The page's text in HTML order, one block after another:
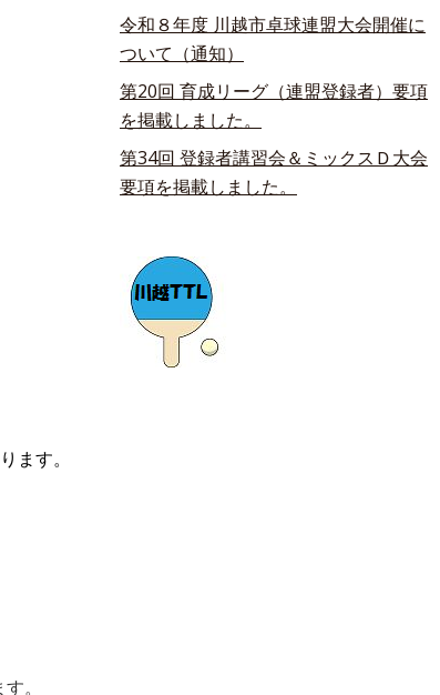
ます。
。
令和８年度 川越市卓球連盟大会開催に
ついて（通知）
第20回 育成リーグ（連盟登録者）要項
を掲載しました。
第34回 登録者講習会＆ミックスＤ大会
要項を掲載しました。